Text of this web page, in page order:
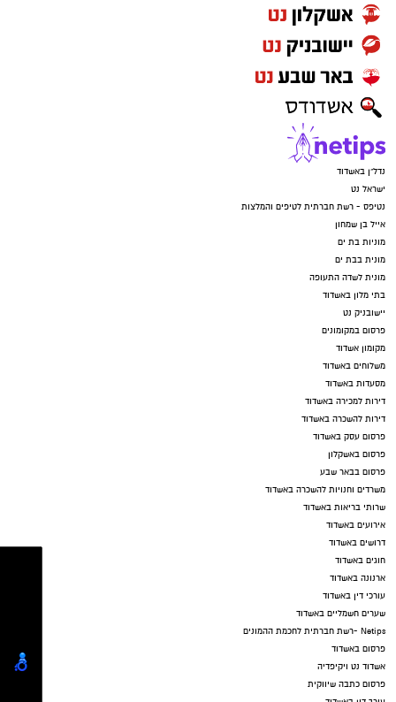
נדל"ן באשדוד
ישראל נט
נטיפס - רשת חברתית לטיפים והמלצות
אייל בן שמחון
מוניות בת ים
מונית בבת ים
מונית לשדה התעופה
בתי מלון באשדוד
יישובניק נט
פרסום במקומונים
מקומון אשדוד
משלוחים באשדוד
מסעדות באשדוד
דירות למכירה באשדוד
דירות להשכרה באשדוד
פרסום עסק באשדוד
פרסום באשקלון
פרסום בבאר שבע
משרדים וחנויות להשכרה באשדוד
שרותי בריאות באשדוד
אירועים באשדוד
דרושים באשדוד
חוגים באשדוד
ארנונה באשדוד
עורכי דין באשדוד
שערים חשמליים באשדוד
Netips -רשת חברתית לחכמת ההמונים
פרסום באשדוד
אשדוד נט ויקיפדיה
פרסום כתבה שיווקית